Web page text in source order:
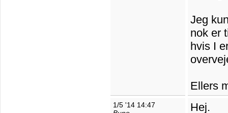
Jeg
nok er
hvis I
Ellers
1/5 '14 14:47
Hej.